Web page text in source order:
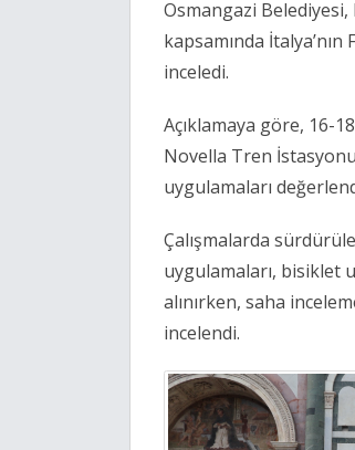
Osmangazi
kapsamında
inceledi.
Açıklamaya göre, 16-
Novella Tren
uygulamaları
Çalışmalarda
uygulamaları, bisiklet
alınırken, saha
incelendi.